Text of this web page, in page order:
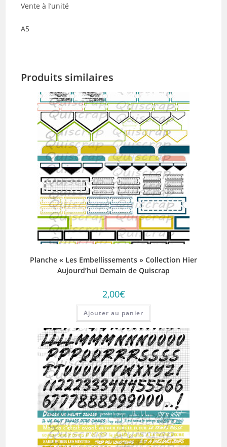
Vente à l’unité
A5
Produits similaires
Planche « Les Embellissements » Collection Hier
Aujourd’hui Demain de Quiscrap
2,00€
Ajouter au panier